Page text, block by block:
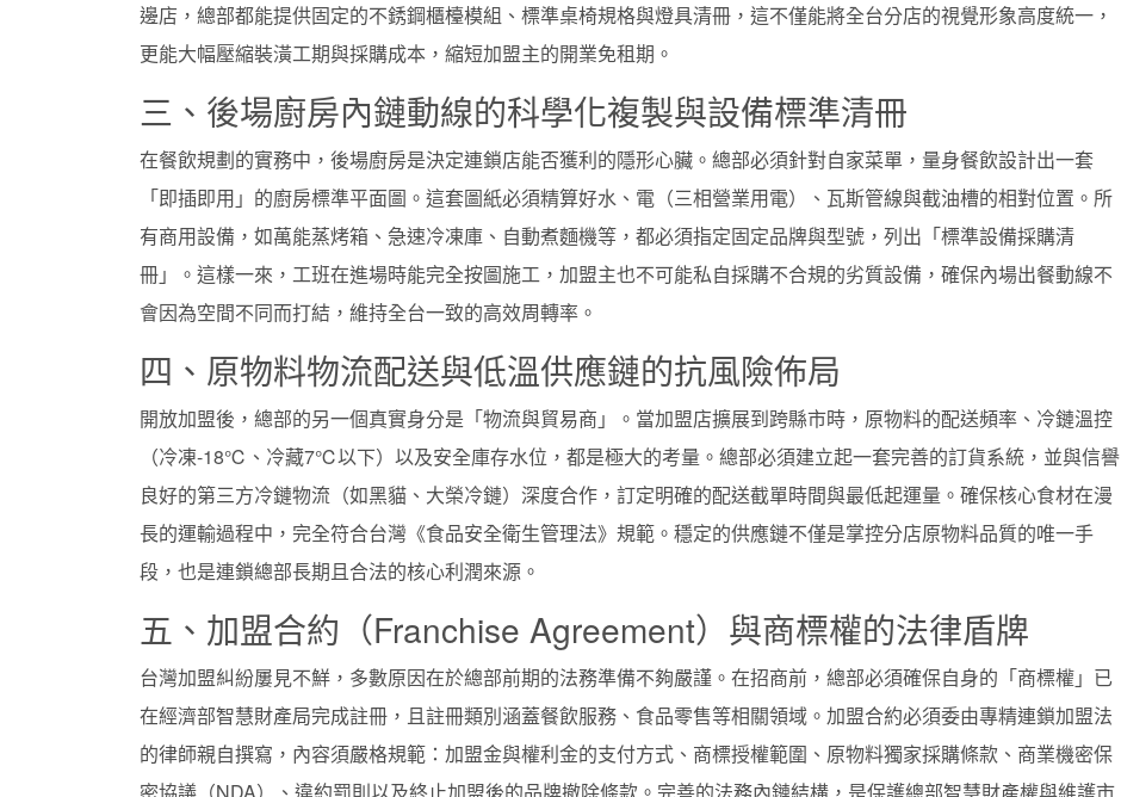
邊店，總部都能提供固定的不銹鋼櫃檯模組、標準桌椅規格與燈具清冊，這不僅能將全台分店的視覺形象高度統一，
更能大幅壓縮裝潢工期與採購成本，縮短加盟主的開業免租期。
三、後場廚房內鏈動線的科學化複製與設備標準清冊
在餐飲規劃的實務中，後場廚房是決定連鎖店能否獲利的隱形心臟。總部必須針對自家菜單，量身餐飲設計出一套
「即插即用」的廚房標準平面圖。這套圖紙必須精算好水、電（三相營業用電）、瓦斯管線與截油槽的相對位置。所
有商用設備，如萬能蒸烤箱、急速冷凍庫、自動煮麵機等，都必須指定固定品牌與型號，列出「標準設備採購清
冊」。這樣一來，工班在進場時能完全按圖施工，加盟主也不可能私自採購不合規的劣質設備，確保內場出餐動線不
會因為空間不同而打結，維持全台一致的高效周轉率。
四、原物料物流配送與低溫供應鏈的抗風險佈局
開放加盟後，總部的另一個真實身分是「物流與貿易商」。當加盟店擴展到跨縣市時，原物料的配送頻率、冷鏈溫控
（冷凍-18℃、冷藏7℃以下）以及安全庫存水位，都是極大的考量。總部必須建立起一套完善的訂貨系統，並與信譽
良好的第三方冷鏈物流（如黑貓、大榮冷鏈）深度合作，訂定明確的配送截單時間與最低起運量。確保核心食材在漫
長的運輸過程中，完全符合台灣《食品安全衛生管理法》規範。穩定的供應鏈不僅是掌控分店原物料品質的唯一手
段，也是連鎖總部長期且合法的核心利潤來源。
五、加盟合約（Franchise Agreement）與商標權的法律盾牌
台灣加盟糾紛屢見不鮮，多數原因在於總部前期的法務準備不夠嚴謹。在招商前，總部必須確保自身的「商標權」已
在經濟部智慧財產局完成註冊，且註冊類別涵蓋餐飲服務、食品零售等相關領域。加盟合約必須委由專精連鎖加盟法
的律師親自撰寫，內容須嚴格規範：加盟金與權利金的支付方式、商標授權範圍、原物料獨家採購條款、商業機密保